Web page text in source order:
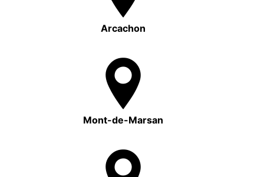
Arcachon
Mont-de-Marsan